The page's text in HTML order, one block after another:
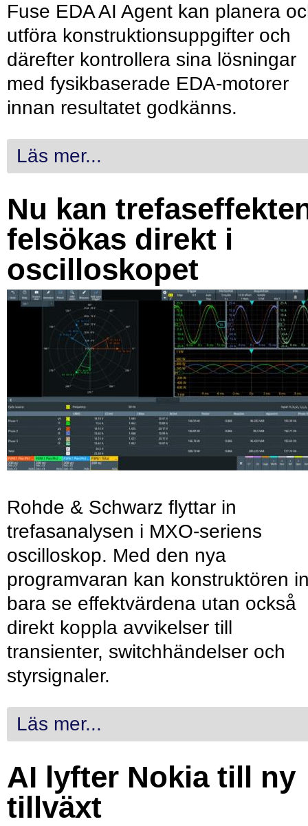
Fuse EDA AI Agent kan planera
utföra konstruktionsuppgifter och
därefter kontrollera sina lösningar
med fysikbaserade EDA-motorer
innan resultatet godkänns.
Läs mer...
Nu kan
felsökas direkt i
oscilloskopet
Rohde & Schwarz flyttar in
trefasanalysen i MXO-seriens
oscilloskop. Med den nya
programvaran kan konstruktören
bara se effektvärdena utan också
direkt koppla avvikelser till
transienter, switchhändelser och
styrsignaler.
Läs mer...
AI lyfter Nokia till ny
tillväxt